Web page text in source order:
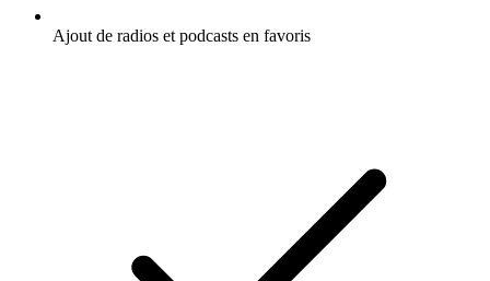
Ajout de radios et podcasts en favoris